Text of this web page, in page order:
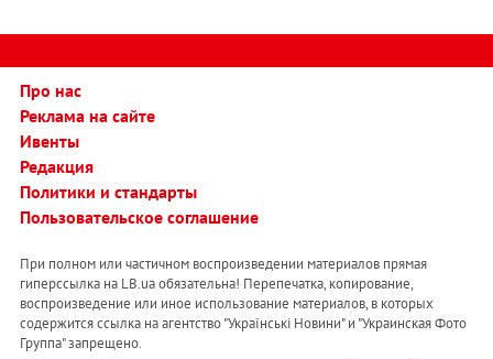
Про нас
Реклама на сайте
Ивенты
Редакция
Политики и стандарты
Пользовательское соглашение
При полном или частичном воспроизведении материалов прямая
гиперссылка на LB.ua обязательна! Перепечатка, копирование,
воспроизведение или иное использование материалов, в которых
содержится ссылка на агентство "Українськi Новини" и "Украинская Фото
Группа" запрещено.